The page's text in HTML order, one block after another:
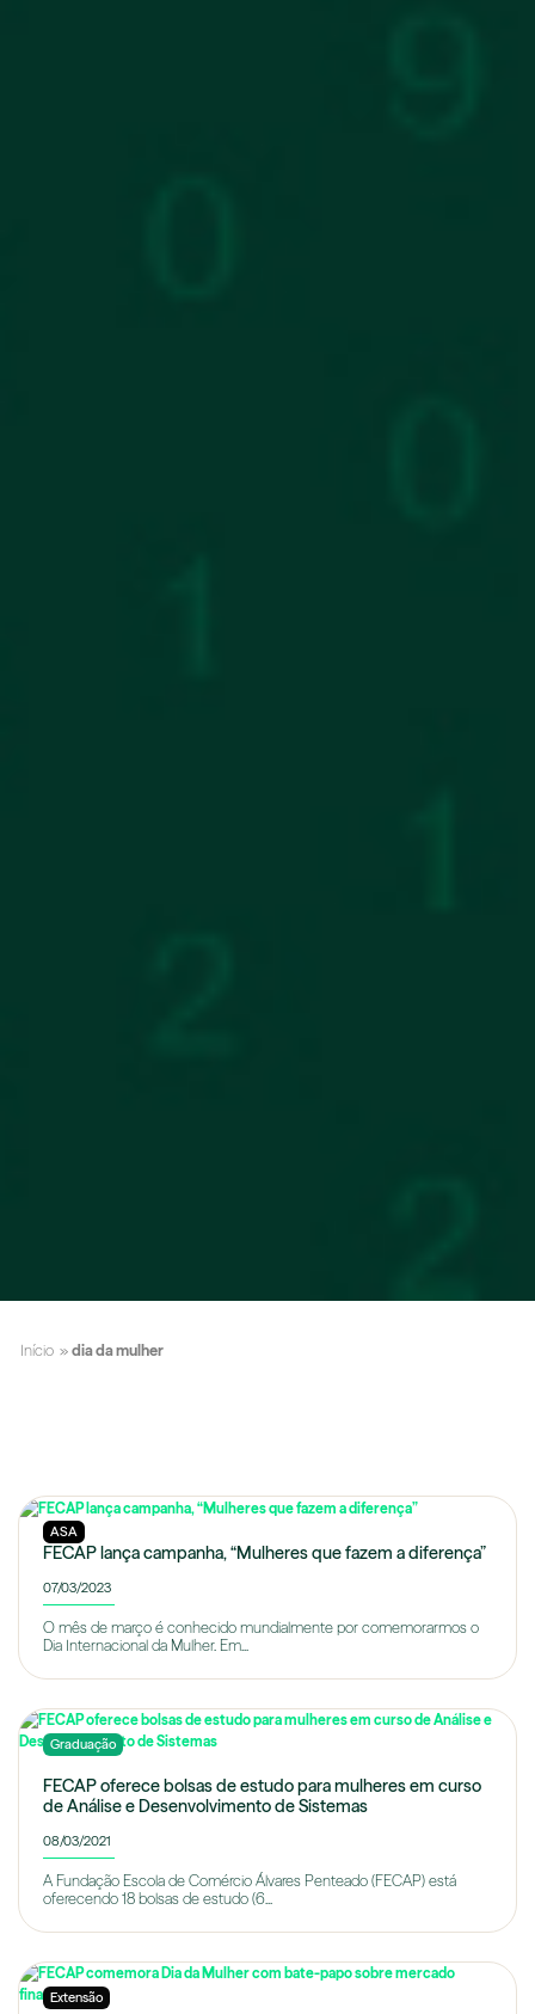
Início » dia da mulher
ASA
FECAP lança campanha, “Mulheres que fazem a diferença”
07/03/2023
O mês de março é conhecido mundialmente por comemorarmos o
Dia Internacional da Mulher. Em...
Graduação
FECAP oferece bolsas de estudo para mulheres em curso
de Análise e Desenvolvimento de Sistemas
08/03/2021
A Fundação Escola de Comércio Álvares Penteado (FECAP) está
oferecendo 18 bolsas de estudo (6...
Extensão